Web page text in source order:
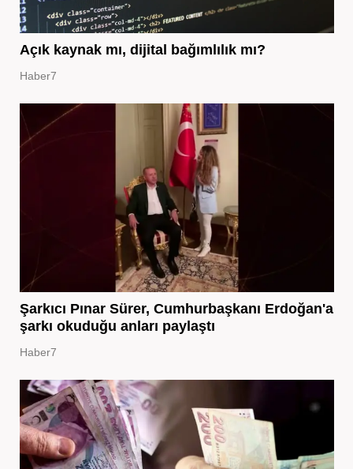
Açık kaynak mı, dijital bağımlılık mı?
Haber7
Şarkıcı Pınar Sürer, Cumhurbaşkanı Erdoğan'a
şarkı okuduğu anları paylaştı
Haber7